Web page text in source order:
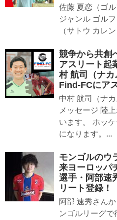
佐藤 夏恋（ゴ
ジャンル ゴル
（サトウ カレ
競争から共創
アスリート起
村 航司（ナ
Find-FCにア
中村 航司（ナ
メッセージ 陸
います。 ホッ
になります。...
モンゴルのウ
来ヨーロッパ
選手・阿部速
リート登録！
阿部 速秀さん
ンゴルリーグ